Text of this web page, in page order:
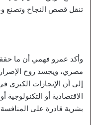
تنقل قصص النجاح وتصنع
وأكد عمرو فهمي أن ما
مصري، ويجسد روح الإصرار
إلى أن الإنجازات الكبرى
الاقتصادية أو
بشرية قادرة على